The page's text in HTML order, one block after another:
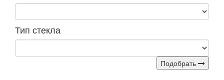
Тип стекла
Подобрать